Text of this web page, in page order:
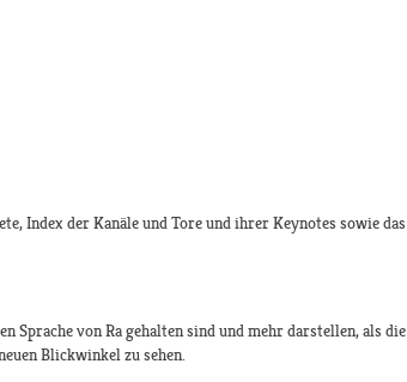
Index der Kanäle und Tore und ihrer Keynotes sowie das
Sprache von Ra gehalten sind und mehr darstellen, als die
Blickwinkel zu sehen.